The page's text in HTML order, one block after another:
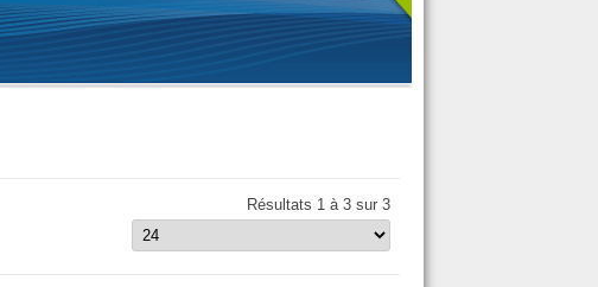
Résultats 1 à 3 sur 3